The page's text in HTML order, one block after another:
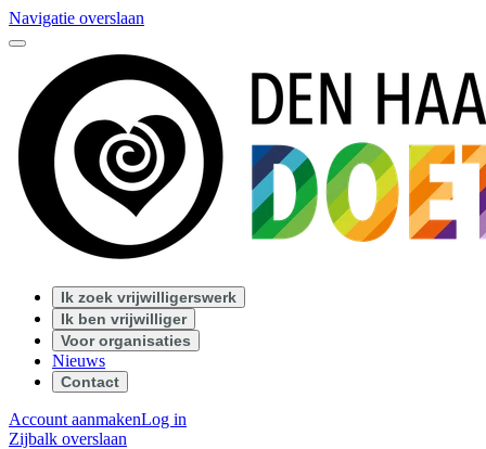
Navigatie overslaan
Ik zoek vrijwilligerswerk
Ik ben vrijwilliger
Voor organisaties
Nieuws
Contact
Account aanmakenLog in
Zijbalk overslaan